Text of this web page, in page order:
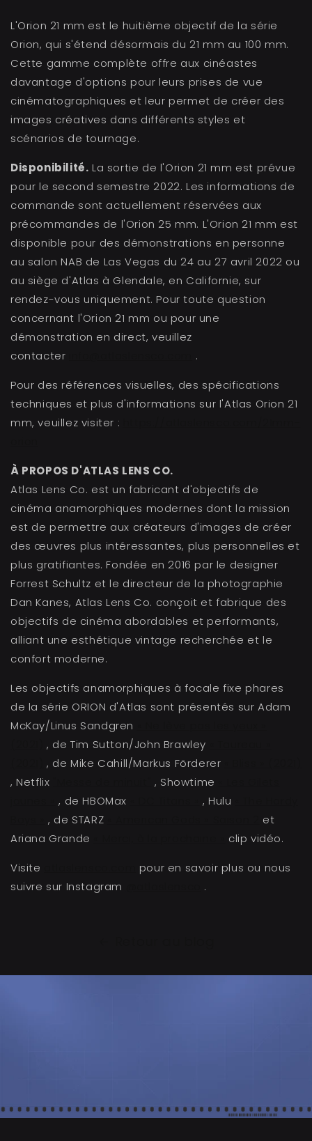
L'Orion 21 mm est le huitième objectif de la série
Orion, qui s'étend désormais du 21 mm au 100 mm.
Cette gamme complète offre aux cinéastes
davantage d'options pour leurs prises de vue
cinématographiques et leur permet de créer des
images créatives dans différents styles et
scénarios de tournage.
Disponibilité. La sortie de l'Orion 21 mm est prévue
pour le second semestre 2022. Les informations de
commande sont actuellement réservées aux
précommandes de l'Orion 25 mm. L'Orion 21 mm est
disponible pour des démonstrations en personne
au salon NAB de Las Vegas du 24 au 27 avril 2022 ou
au siège d'Atlas à Glendale, en Californie, sur
rendez-vous uniquement. Pour toute question
concernant l'Orion 21 mm ou pour une
démonstration en direct, veuillez
contacter
.
Pour des références visuelles, des spécifications
techniques et plus d'informations sur l'Atlas Orion 21
mm, veuillez visiter :
À PROPOS D'ATLAS LENS CO.
Atlas Lens Co. est un fabricant d'objectifs de
cinéma anamorphiques modernes dont la mission
est de permettre aux créateurs d'images de créer
des œuvres plus intéressantes, plus personnelles et
plus gratifiantes. Fondée en 2016 par le designer
Forrest Schultz et le directeur de la photographie
Dan Kanes, Atlas Lens Co. conçoit et fabrique des
objectifs de cinéma abordables et performants,
alliant une esthétique vintage recherchée et le
confort moderne.
Les objectifs anamorphiques à focale fixe phares
de la série ORION d'Atlas sont présentés sur Adam
McKay/Linus Sandgren
, de Tim Sutton/John Brawley
, de Mike Cahill/Markus Förderer
, Netflix
, Showtime
, de HBOMax , Hulu
, de STARZ
et
Ariana Grande
clip vidéo.
Visite
pour en savoir plus ou nous
suivre sur Instagram
.